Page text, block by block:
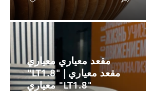
مقعد معياري معياري
"LT1.8" | مقعد معياري
معياري "LT1.8"